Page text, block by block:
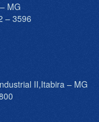
MG
– 3596
II,Itabira – MG